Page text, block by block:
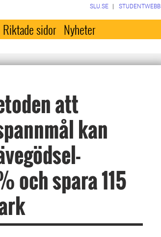
SLU.SE STUDENTWEBB
Riktade sidor Nyheter
att
kan
och spara 115